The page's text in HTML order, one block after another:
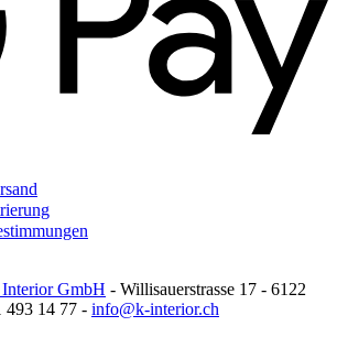
GmbH - Willisauerstrasse 17 - 6122
493 14 77 - info@k-interior.ch